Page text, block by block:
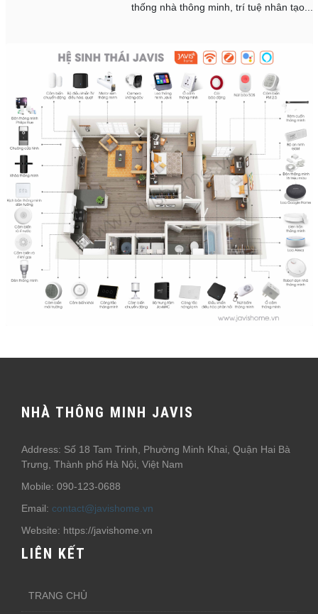
thống nhà thông minh, trí tuệ nhân tạo...
NHÀ THÔNG MINH JAVIS
Address: Số 18 Tam Trinh, Phường Minh Khai, Quận Hai Bà
Trưng, Thành phố Hà Nội, Việt Nam
Mobile: 090-123-0688
Email: contact@javishome.vn
Website: https://javishome.vn
LIÊN KẾT
TRANG CHỦ